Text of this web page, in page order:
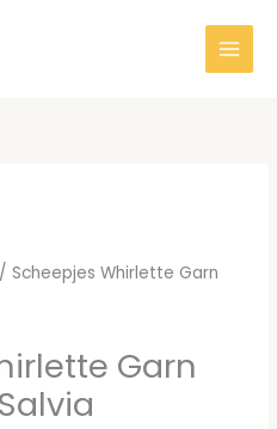
/ Scheepjes Whirlette Garn
Garn